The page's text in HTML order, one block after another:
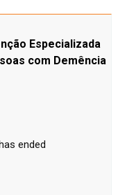
Especializada
com Demência
ended